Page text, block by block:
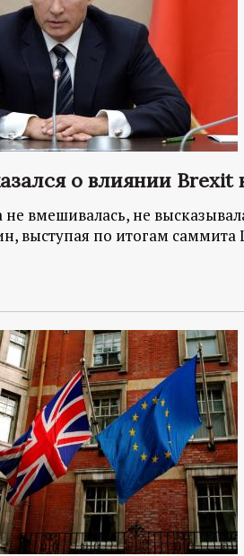
о влиянии Brexit
не вмешивалась, не
выступая по итогам